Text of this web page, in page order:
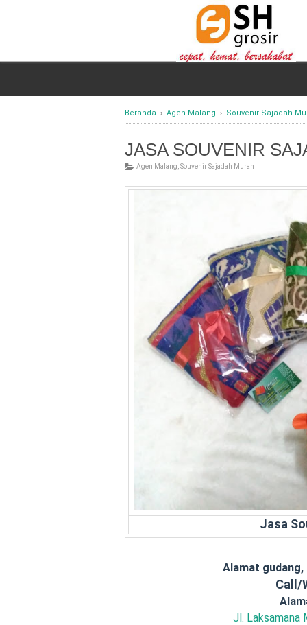
Beranda › Agen Malang › Souvenir Sajadah
JASA SOUVENIR
Agen Malang Souvenir Sajadah Murah
Jasa
Alamat
Call/
Jl. Laksamana